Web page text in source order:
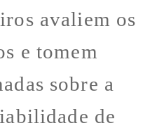
avaliem os
e tomem
sobre a
de